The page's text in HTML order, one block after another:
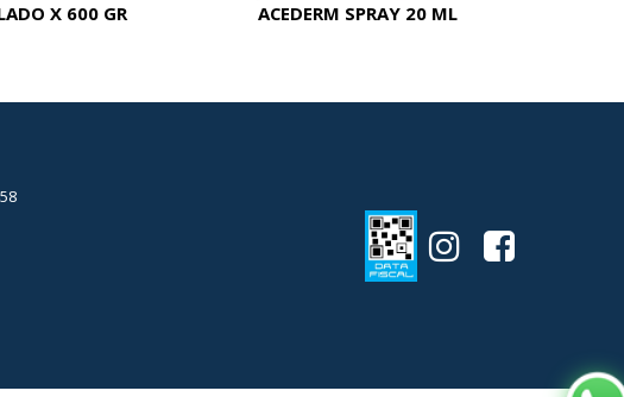
X 600 GR ACEDERM SPRAY 20 ML